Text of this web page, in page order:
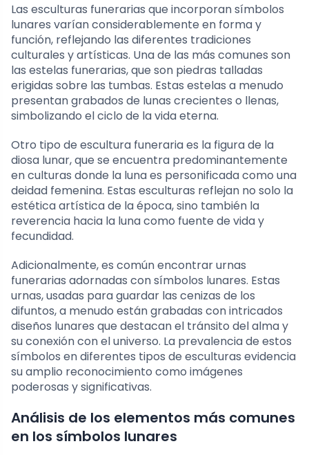
Las esculturas funerarias que incorporan símbolos
lunares varían considerablemente en forma y
función, reflejando las diferentes tradiciones
culturales y artísticas. Una de las más comunes son
las estelas funerarias, que son piedras talladas
erigidas sobre las tumbas. Estas estelas a menudo
presentan grabados de lunas crecientes o llenas,
simbolizando el ciclo de la vida eterna.
Otro tipo de escultura funeraria es la figura de la
diosa lunar, que se encuentra predominantemente
en culturas donde la luna es personificada como una
deidad femenina. Estas esculturas reflejan no solo la
estética artística de la época, sino también la
reverencia hacia la luna como fuente de vida y
fecundidad.
Adicionalmente, es común encontrar urnas
funerarias adornadas con símbolos lunares. Estas
urnas, usadas para guardar las cenizas de los
difuntos, a menudo están grabadas con intricados
diseños lunares que destacan el tránsito del alma y
su conexión con el universo. La prevalencia de estos
símbolos en diferentes tipos de esculturas evidencia
su amplio reconocimiento como imágenes
poderosas y significativas.
Análisis de los elementos más comunes
en los símbolos lunares